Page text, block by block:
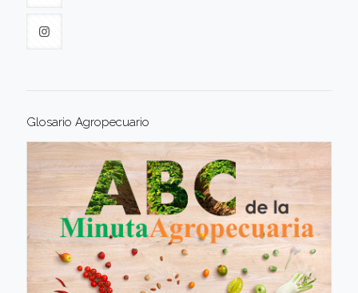
Glosario Agropecuario